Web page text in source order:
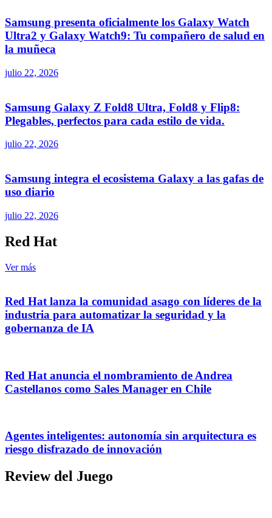
Samsung presenta oficialmente los Galaxy Watch
Ultra2 y Galaxy Watch9: Tu compañero de salud en
la muñeca
julio 22, 2026
Samsung Galaxy Z Fold8 Ultra, Fold8 y Flip8:
Plegables, perfectos para cada estilo de vida.
julio 22, 2026
Samsung integra el ecosistema Galaxy a las gafas de
uso diario
julio 22, 2026
Red Hat
Ver más
Red Hat lanza la comunidad asago con líderes de la
industria para automatizar la seguridad y la
gobernanza de IA
Red Hat anuncia el nombramiento de Andrea
Castellanos como Sales Manager en Chile
Agentes inteligentes: autonomía sin arquitectura es
riesgo disfrazado de innovación
Review del Juego